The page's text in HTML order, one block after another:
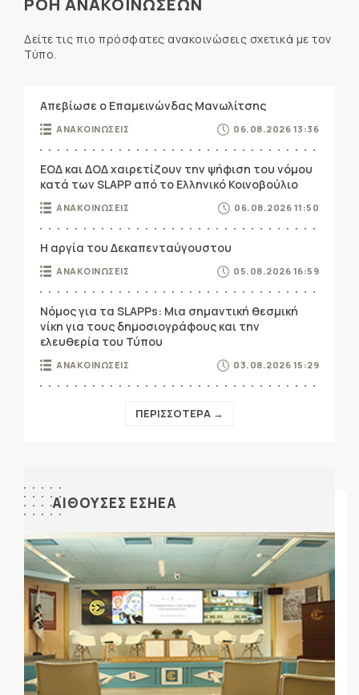
Δείτε τις πιο πρόσφατες ανακοινώσεις σχετικά με τον
Τύπο.
Απεβίωσε ο Επαμεινώνδας Μανωλίτσης
ΑΝΑΚΟΙΝΩΣΕΙΣ 06.08.2026 13:36
ΕΟΔ και ΔΟΔ χαιρετίζουν την ψήφιση του νόμου
κατά των SLAPP από το Ελληνικό Κοινοβούλιο
ΑΝΑΚΟΙΝΩΣΕΙΣ 06.08.2026 11:50
Η αργία του Δεκαπενταύγουστου
ΑΝΑΚΟΙΝΩΣΕΙΣ 05.08.2026 16:59
Νόμος για τα SLAPPs: Μια σημαντική θεσμική
νίκη για τους δημοσιογράφους και την
ελευθερία του Τύπου
ΑΝΑΚΟΙΝΩΣΕΙΣ 03.08.2026 15:29
ΠΕΡΙΣΣΟΤΕΡΑ →
ΑΙΘΟΥΣΕΣ ΕΣΗΕΑ